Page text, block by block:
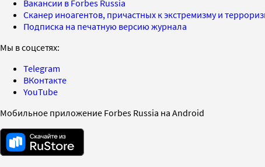
Вакансии в Forbes Russia
Сканер иноагентов, причастных к экстремизму и
Подписка на печатную версию журнала
Мы в соцсетях:
Telegram
ВКонтакте
YouTube
Мобильное приложение Forbes Russia на Android